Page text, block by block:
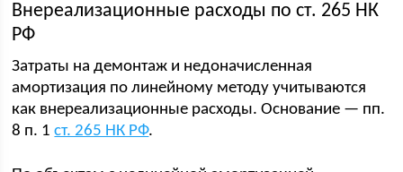
Внереализационные расходы по ст. 265 НК
РФ
Затраты на демонтаж и недоначисленная
амортизация по линейному методу учитываются
как внереализационные расходы. Основание — пп.
8 п. 1ст. 265 НК РФ.